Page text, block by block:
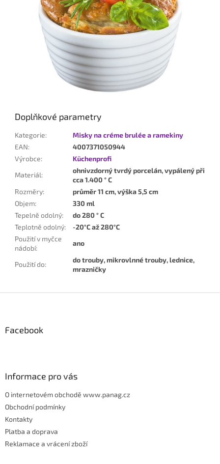
Doplňkové parametry
Kategorie:
Misky na créme brulée a ramekiny
EAN:
4007371050944
Výrobce:
Küchenprofi
Materiál:
ohnivzdorný tvrdý porcelán, vypálený při
cca 1.400 ° C
Rozměry:
průměr 11 cm, výška 5,5 cm
Objem:
330 ml
Tepelně odolný:
do 280 ° C
Teplotně odolný:
-20°C až 280°C
Použití v myčce
nádobí:
ano
Použití do:
do trouby, mikrovlnné trouby, lednice,
mrazničky
p
aFacebook
Informace pro vás
O internetovém obchodě www.panag.cz
Obchodní podmínky
Kontakty
Platba a doprava
Reklamace a vrácení zboží